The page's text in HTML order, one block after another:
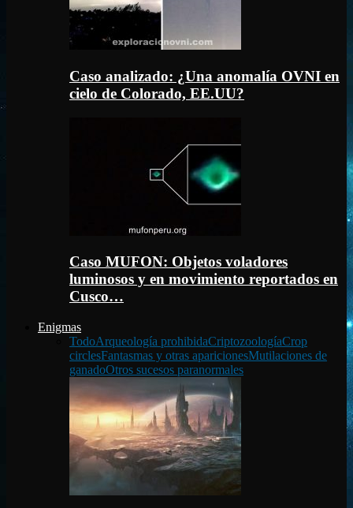
Caso analizado: ¿Una anomalía OVNI en
cielo de Colorado, EE.UU?
Caso MUFON: Objetos voladores
luminosos y en movimiento reportados en
Cusco…
Enigmas
TodoArqueología prohibidaCriptozoologíaCrop
circlesFantasmas y otras aparicionesMutilaciones de
ganadoOtros sucesos paranormales